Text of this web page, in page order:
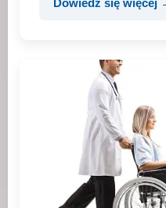
Dowiedz się więcej